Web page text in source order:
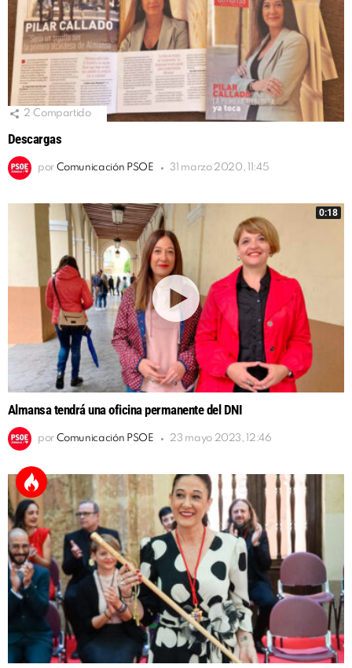
2 Compartido
Descargas
por Comunicación PSOE 31 marzo 2020, 11:45
0:18
Almansa tendrá una oficina permanente del DNI
por Comunicación PSOE 23 mayo 2023, 12:46